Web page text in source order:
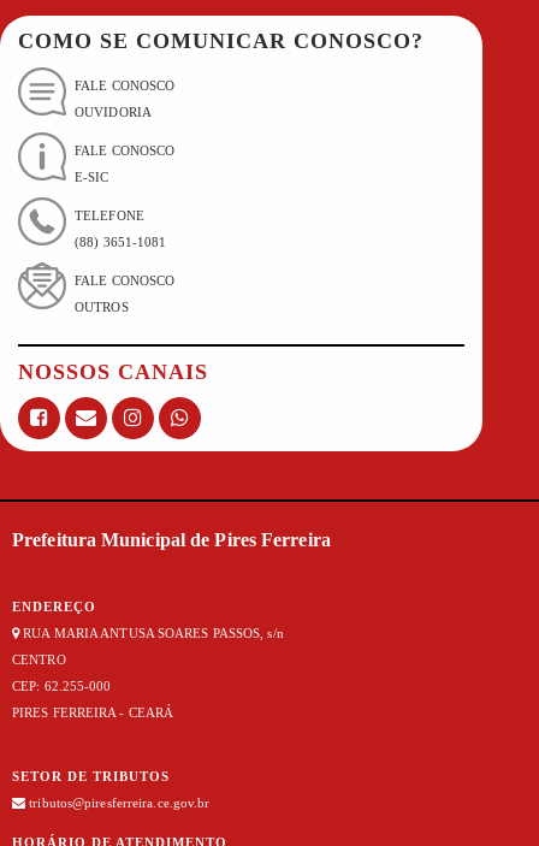
COMO SE COMUNICAR CONOSCO?
FALE CONOSCO
OUVIDORIA
FALE CONOSCO
E-SIC
TELEFONE
(88) 3651-1081
FALE CONOSCO
OUTROS
NOSSOS CANAIS
Prefeitura Municipal de Pires Ferreira
ENDEREÇO
RUA MARIA ANTUSA SOARES PASSOS, s/n
CENTRO
CEP: 62.255-000
PIRES FERREIRA - CEARÁ
SETOR DE TRIBUTOS
tributos@piresferreira.ce.gov.br
HORÁRIO DE ATENDIMENTO